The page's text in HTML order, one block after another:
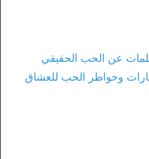
عن الحب الحقيقي
وخواطر الحب للعشاق